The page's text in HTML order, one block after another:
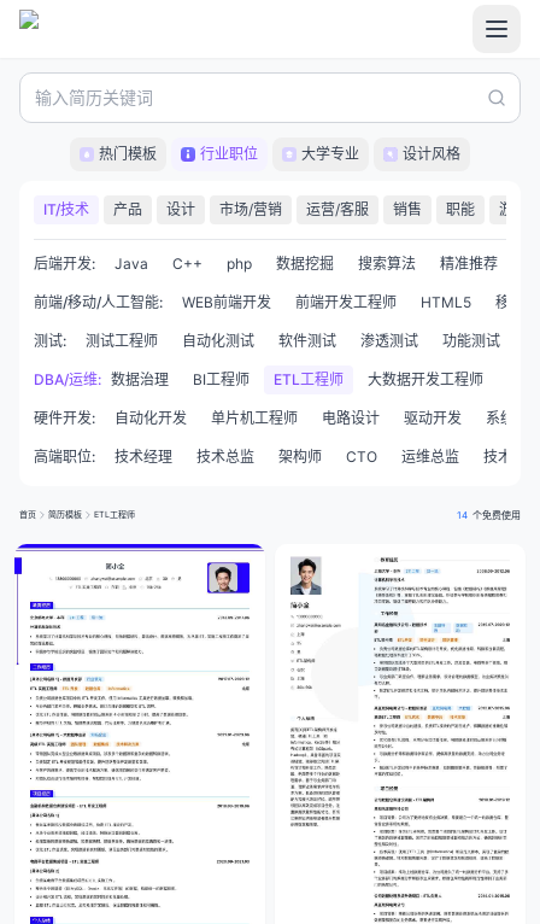
热门模板 行业职位 大学专业 设计风格
IT/技术 产品 设计 市场/营销 运营/客服 销售 职能 游戏
后端开发: Java C++ php 数据挖掘 搜索算法 精准推荐
前端/移动/人工智能: WEB前端开发 前端开发工程师 HTML5 移动
测试: 测试工程师 自动化测试 软件测试 渗透测试 功能测试
DBA/运维:
仓库工程师 数据治理 BI工程师 ETL工程师 大数据开发工程师
硬件开发: 自动化开发 单片机工程师 电路设计 驱动开发 系统集
高端职位: 技术经理 技术总监 架构师 CTO 运维总监 技术合
首页 简历模板 ETL工程师 14 个免费使用